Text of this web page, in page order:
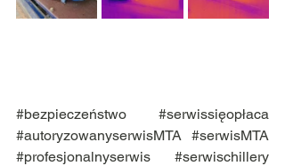
#bezpieczeństwo
#serwissięopłaca
#autoryzowanyserwisMTA #serwisMTA
#profesjonalnyserwis
#serwischillery